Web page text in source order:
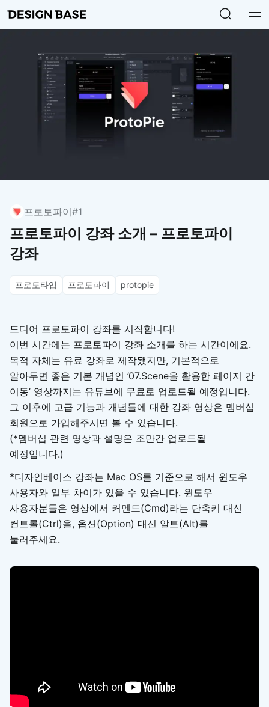
프로토파이#1
프로토파이 강좌 소개 – 프로토파이
강좌
프로토타입 프로토파이 protopie
드디어 프로토파이 강좌를 시작합니다!
이번 시간에는 프로토파이 강좌 소개를 하는 시간이에요.
목적 자체는 유료 강좌로 제작됐지만, 기본적으로
알아두면 좋은 기본 개념인 ’07.Scene을 활용한 페이지 간
이동’ 영상까지는 유튜브에 무료로 업로드될 예정입니다.
그 이후에 고급 기능과 개념들에 대한 강좌 영상은 멤버십
회원으로 가입해주시면 볼 수 있습니다.
(*멤버십 관련 영상과 설명은 조만간 업로드될
예정입니다.)
*디자인베이스 강좌는 Mac OS를 기준으로 해서 윈도우
사용자와 일부 차이가 있을 수 있습니다. 윈도우
사용자분들은 영상에서 커멘드(Cmd)라는 단축키 대신
컨트롤(Ctrl)을, 옵션(Option) 대신 알트(Alt)를
눌러주세요.